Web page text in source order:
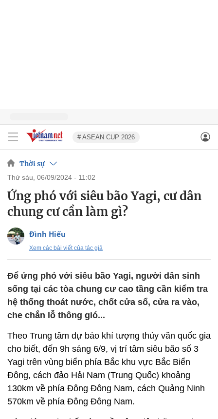
# ASEAN CUP 2026
Thời sự
thứ sáu, 06/09/2024 - 11:02
Ứng phó với siêu bão Yagi, cư dân
chung cư cần làm gì?
Đình Hiếu
Xem các bài viết của tác giả
Để ứng phó với siêu bão Yagi, người dân sinh
sống tại các tòa chung cư cao tầng cần kiểm tra
hệ thống thoát nước, chốt cửa sổ, cửa ra vào,
che chắn lỗ thông gió...
Theo Trung tâm dự báo khí tượng thủy văn quốc gia
cho biết, đến 9h sáng 6/9, vị trí tâm siêu bão số 3
Yagi trên vùng biển phía Bắc khu vực Bắc Biển
Đông, cách đảo Hải Nam (Trung Quốc) khoảng
130km về phía Đông Đông Nam, cách Quảng Ninh
570km về phía Đông Đông Nam.